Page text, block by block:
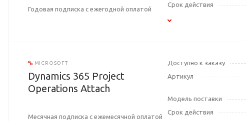
Годовая подписка с ежегодной оплатой
Срок действия
MICROSOFT
Dynamics 365 Project
Operations Attach
Месячная подписка с ежемесячной оплатой
Доступно к заказу
Артикул
Модель поставки
Срок действия